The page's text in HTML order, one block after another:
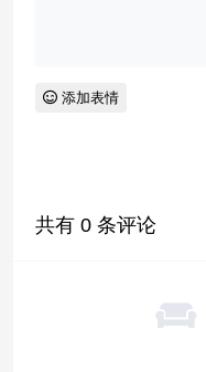
添加表情
共有0 条评论